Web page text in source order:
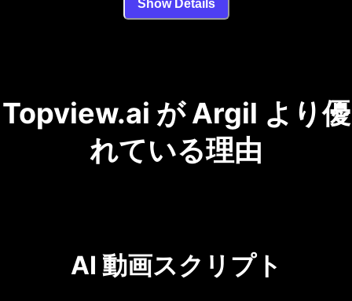
Show Details
Topview.ai が Argil より優
れている理由
AI 動画スクリプト